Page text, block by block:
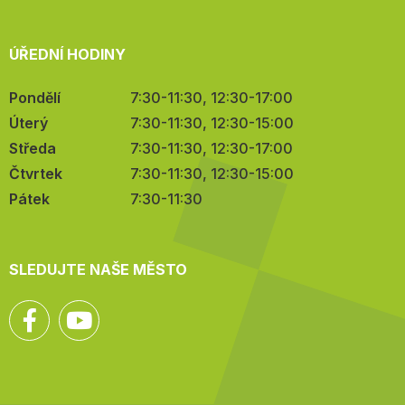
ÚŘEDNÍ HODINY
Pondělí
7:30-11:30, 12:30-17:00
Úterý
7:30-11:30, 12:30-15:00
Středa
7:30-11:30, 12:30-17:00
Čtvrtek
7:30-11:30, 12:30-15:00
Pátek
7:30-11:30
SLEDUJTE NAŠE MĚSTO
Facebook